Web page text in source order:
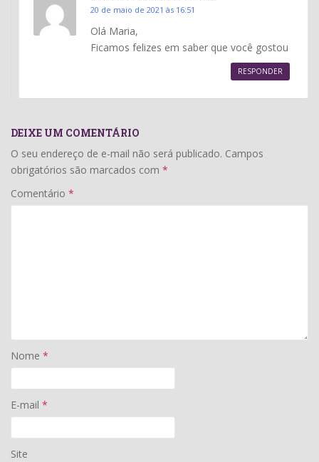
20 de maio de 2021 às 16:51
Olá Maria,
Ficamos felizes em saber que você gostou
RESPONDER
DEIXE UM COMENTÁRIO
O seu endereço de e-mail não será publicado. Campos
obrigatórios são marcados com *
Comentário *
Nome *
E-mail *
Site